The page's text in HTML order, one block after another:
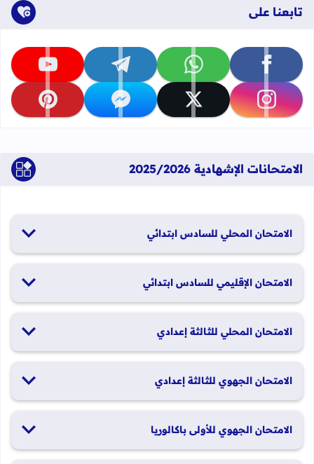
تابعنا على
تابعنا على facebook تابعنا على whatsapp تابعنا على telegram تابعنا على youtube
تابعنا على instagram تابعنا على x تابعنا على messenger تابعنا على pinterest
الامتحانات الإشهادية 2025/2026
الامتحان المحلي للسادس ابتدائي
الامتحان الإقليمي للسادس ابتدائي
الامتحان المحلي للثالثة إعدادي
الامتحان الجهوي للثالثة إعدادي
الامتحان الجهوي للأولى باكالوريا